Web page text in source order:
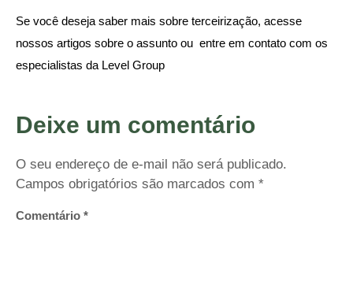
Se você deseja saber mais sobre terceirização, acesse
nossos artigos sobre o assunto ou entre em contato com os
especialistas da Level Group
Deixe um comentário
O seu endereço de e-mail não será publicado.
Campos obrigatórios são marcados com *
Comentário *